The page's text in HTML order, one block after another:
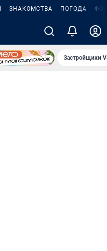
ЗНАКОМСТВА ПОГОДА
Застройщики